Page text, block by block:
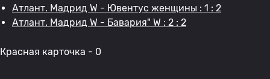
Атлант. Мадрид W - Ювентус женщины : 1 : 2
Атлант. Мадрид W - Бавария" W : 2 : 2
Красная карточка - 0